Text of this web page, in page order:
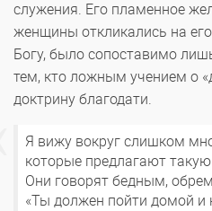
служения. Его пламенное
женщины откликались на
Богу, было сопоставимо
тем, кто ложным учением о
доктрину благодати.
Я вижу вокруг слишком
которые предлагают
Они говорят бедным,
«Ты должен пойти домой и